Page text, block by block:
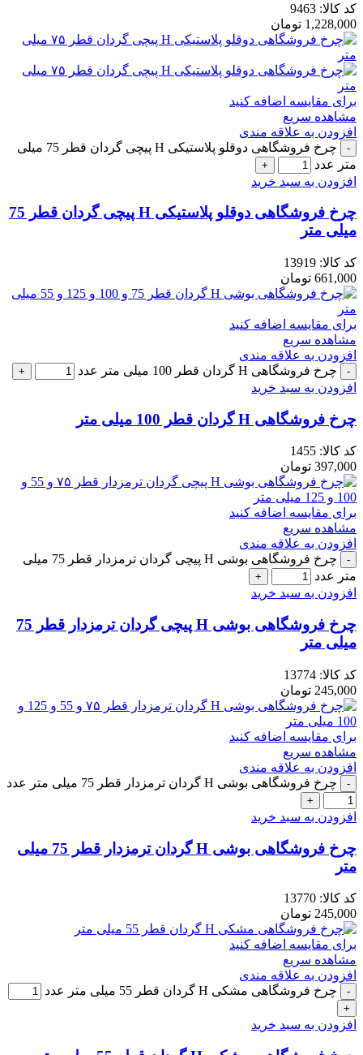
کد کالا: 9463
1,228,000 تومان
برای مقایسه اضافه کنید
مشاهده سریع
افزودن به علاقه مندی
چرخ فروشگاهی دوقلو پلاستیکی H پیچی گردان قطر 75 میلی
متر عدد
افزودن به سبد خرید
چرخ فروشگاهی دوقلو پلاستیکی H پیچی گردان قطر 75
میلی متر
کد کالا: 13919
661,000 تومان
برای مقایسه اضافه کنید
مشاهده سریع
افزودن به علاقه مندی
چرخ فروشگاهی H گردان قطر 100 میلی متر عدد
افزودن به سبد خرید
چرخ فروشگاهی H گردان قطر 100 میلی متر
کد کالا: 1455
397,000 تومان
برای مقایسه اضافه کنید
مشاهده سریع
افزودن به علاقه مندی
چرخ فروشگاهی بوشی H پیچی گردان ترمزدار قطر 75 میلی
متر عدد
افزودن به سبد خرید
چرخ فروشگاهی بوشی H پیچی گردان ترمزدار قطر 75
میلی متر
کد کالا: 13774
245,000 تومان
برای مقایسه اضافه کنید
مشاهده سریع
افزودن به علاقه مندی
چرخ فروشگاهی بوشی H گردان ترمزدار قطر 75 میلی متر عدد
افزودن به سبد خرید
چرخ فروشگاهی بوشی H گردان ترمزدار قطر 75 میلی
متر
کد کالا: 13770
245,000 تومان
برای مقایسه اضافه کنید
مشاهده سریع
افزودن به علاقه مندی
چرخ فروشگاهی مشکی H گردان قطر 55 میلی متر عدد
افزودن به سبد خرید